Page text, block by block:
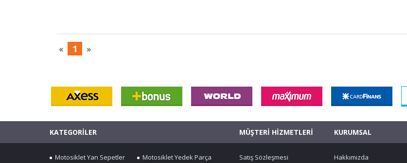
« 1 »
KATEGORİLER
Motosiklet Yan Sepetler Motosiklet Yedek Parça
MÜŞTERİ HİZMETLERİ
Satış Sözleşmesi
KURUMSAL
Hakkımızda